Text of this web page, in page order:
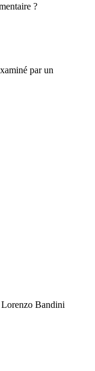
?
par un
Bandini